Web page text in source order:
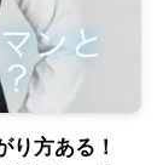
り方ある！